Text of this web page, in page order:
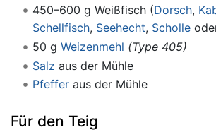
450–600 g Weißfisch (Dorsch,
Schellfisch, Seehecht, Scholle
50 g Weizenmehl (Type 405)
Salz aus der Mühle
Pfefferaus der Mühle
Für den Teig